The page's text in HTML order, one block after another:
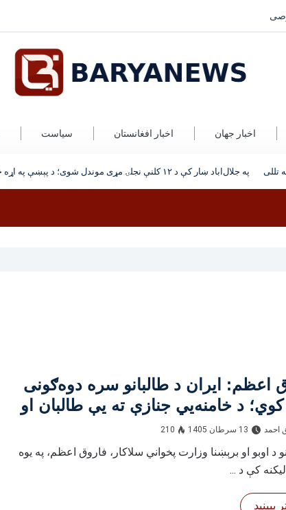
اخبار جهان اخبار افغانستان سیاست
په جلال‌اباد ښار کې د ۱۲ کلنې نجلۍ مړی موندل شوی؛ د پېښې په اړه څېړنې روانې دي
اعظم: ایران د طالبانو سره دوه‌ګونی
کوي؛ د خامنه‌يي جنازې ته یې طالبان او
په یوه کچه وبلل
احمد 13 سرطان 1405 210
د اوبو او برېښنا وزارت پخواني سلاکار، فاروق اعظم، په یوه
کې د ...
ببینید